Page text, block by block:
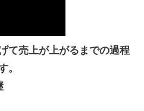
て売上が上がるまでの過程
。